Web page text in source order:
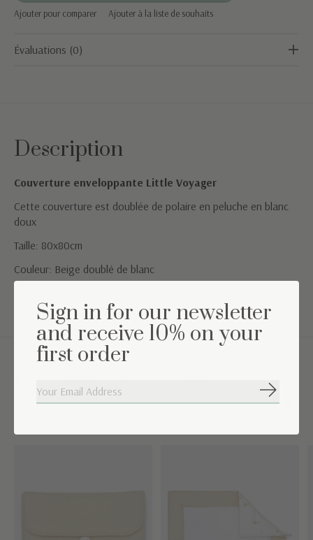
Ajouter pour comparer Ajouter à la liste de souhaits
Évaluations (0)
Description
Couverture enveloppante Little Voyager
Cette couverture est doublée de polaire en peluche en blanc
doux
Taille: 80x80cm
Couleur: Beige doublé de blanc
Complétez l'ensemble
Sign in for our newsletter
and receive 10% on your
first order
S'abonner